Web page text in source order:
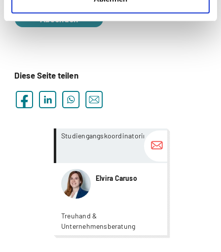
Absenden
Diese Seite teilen
Studiengangskoordinatorin
Elvira Caruso
Treuhand &
Unternehmensberatung
more...
more...